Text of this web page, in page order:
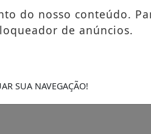
Prefeitura abre
para investir R$ 5 milhões
PCPR divulga imagem de
do nosso conteúdo.
de anúncios.
SUA NAVEGAÇÃO!